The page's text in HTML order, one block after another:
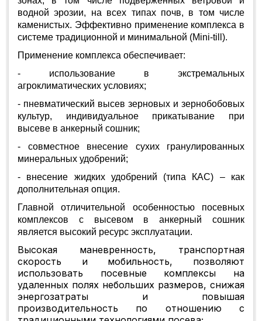
водной эрозии, на всех типах почв, в том числе
каменистых. Эффективно применение комплекса в
системе традиционной и минимальной (Mini-till).
Применение комплекса обеспечивает:
- использование в экстремальных
агроклиматических условиях;
- пневматический высев зерновых и зернобобовых
культур, индивидуальное прикатывание при
высеве в анкерный сошник;
- совместное внесение сухих гранулированных
минеральных удобрений;
- внесение жидких удобрений (типа КАС) – как
дополнительная опция.
Главной отличительной особенностью посевных
комплексов с высевом в анкерный сошник
является высокий ресурс эксплуатации.
Высокая маневренность, транспортная
скорость и мобильность, позволяют
использовать посевные комплексы на
удаленных полях небольших размеров, снижая
энергозатраты и повышая
производительность по отношению с